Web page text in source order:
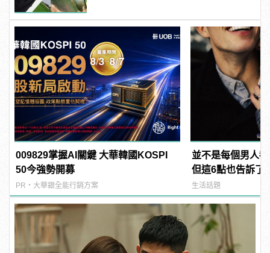
009829掌握AI關鍵 大華韓國KOSPI
50今強勢開募
PR・大華銀全能行銷方案
並不是每個男人
但這6點也告訴了
女友有多棒！
生活話題